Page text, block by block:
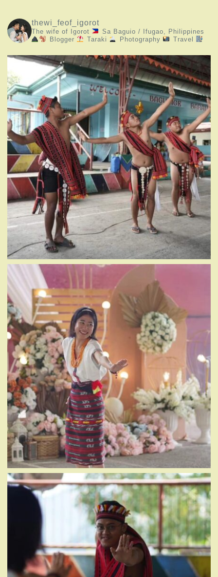
thewi_feof_igorot
The wife of Igorot
Sa Baguio / Ifugao, Philippines
Blogger
Taraki Photography Travel